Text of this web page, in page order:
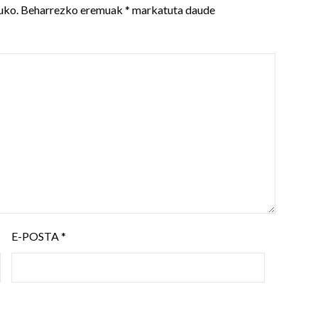
Beharrezko eremuak * markatuta daude
E-POSTA*